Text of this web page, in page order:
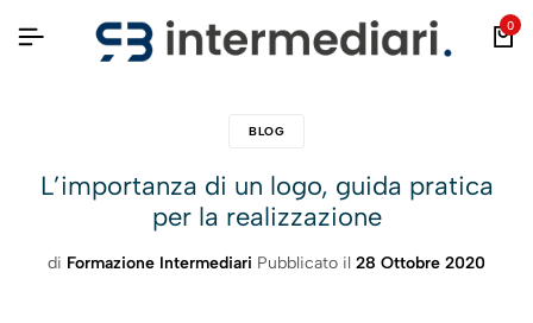
0
BLOG
L’importanza di un logo, guida pratica
per la realizzazione
di Formazione Intermediari Pubblicato il 28 Ottobre 2020